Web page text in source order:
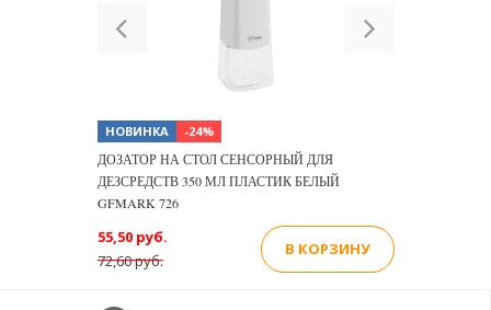
НОВИНКА -24%
ДОЗАТОР НА СТОЛ СЕНСОРНЫЙ ДЛЯ
ДЕЗСРЕДСТВ 350 МЛ ПЛАСТИК БЕЛЫЙ
GFMARK 726
72,60 руб.
55,50 руб.
В КОРЗИНУ